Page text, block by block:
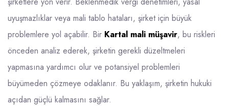
uyuşmazlıklar veya mali tablo hataları, şirket için büyük
problemlere yol açabilir. Bir Kartal mali müşavir, bu riskleri
önceden analiz ederek, şirketin gerekli düzeltmeleri
yapmasına yardımcı olur ve potansiyel problemleri
büyümeden çözmeye odaklanır. Bu yaklaşım, şirketin hukuki
açıdan güçlü kalmasını sağlar.